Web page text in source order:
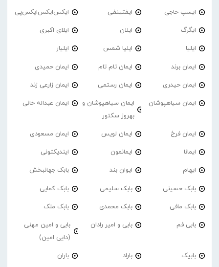
ایسپ حاجی ایفتیئفی ایکس‌ایکس‌ایکس‌پی
ایگرگ ایلان ایلای اکبری
ایلیا ایلیا شمس ایلیار
ایمان برند ایمان تام تام ایمان حمیدی
ایمان حیدری ایمان رستمی ایمان زارعی زند
ایمان سیاهپوشان
ایمان سیاهپوشان و
بهروز سکتور
ایمان عبداله خانی
ایمان فرخ ایمان لویس ایمان مسعودی
ایمانا ایمانمون ایندیکتونی
ایهام ایوان بند بابک جهانبخش
بابک حسینی بابک سلیمی بابک کمایی
بابک مافی بابک محمدی بابک ملک
بابی فم بابی و امیر رادان
بابی و امین مهنی
(دایی امین)
بابیک باراد باران